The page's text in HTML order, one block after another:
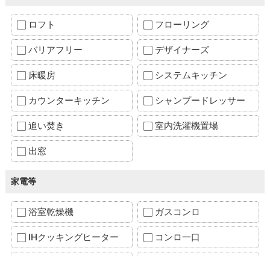
ロフト フローリング
バリアフリー デザイナーズ
床暖房 システムキッチン
カウンターキッチン シャンプードレッサー
追い焚き 室内洗濯機置場
出窓
家電等
浴室乾燥機 ガスコンロ
IHクッキングヒーター コンロ一口